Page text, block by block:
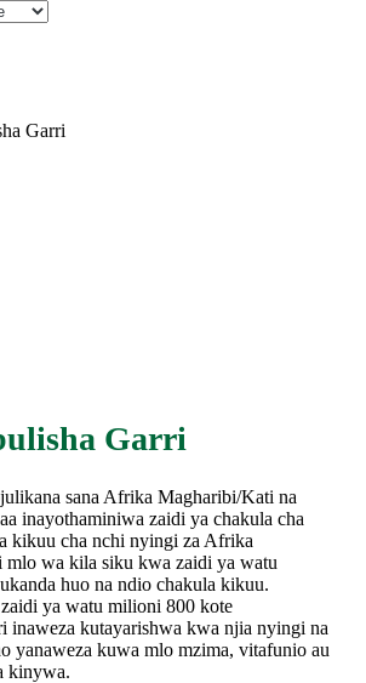
Garri
Garri
sana Afrika Magharibi/Kati na
inayothaminiwa zaidi ya chakula cha
kikuu cha nchi nyingi za Afrika
wa kila siku kwa zaidi ya watu
huo na ndio chakula kikuu.
ya watu milioni 800 kote
inaweza kutayarishwa kwa njia nyingi na
yanaweza kuwa mlo mzima, vitafunio au
kinywa.